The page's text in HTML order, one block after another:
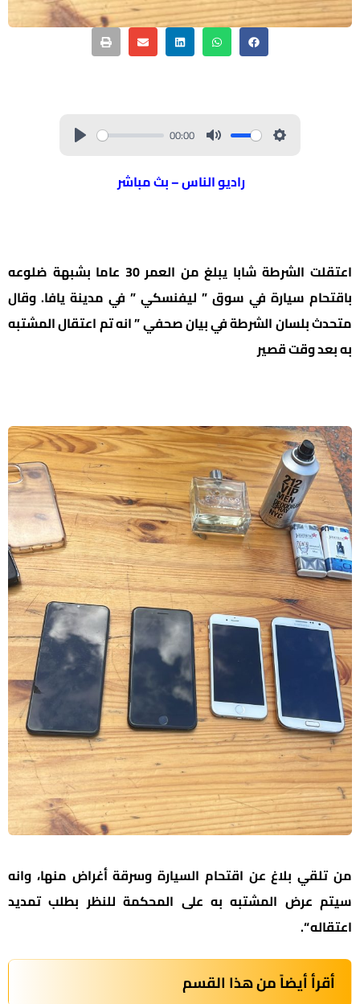
00:00
راديو الناس – بث مباشر
اعتقلت الشرطة شابا يبلغ من العمر 30 عاما بشبهة ضلوعه
باقتحام سيارة في سوق ” ليفنسكي ” في مدينة يافا. وقال
متحدث بلسان الشرطة في بيان صحفي ” انه تم اعتقال المشتبه
به بعد وقت قصير
من تلقي بلاغ عن اقتحام السيارة وسرقة أغراض منها، وانه
سيتم عرض المشتبه به على المحكمة للنظر بطلب تمديد
اعتقاله “.
أقرأ أيضاً من هذا القسم